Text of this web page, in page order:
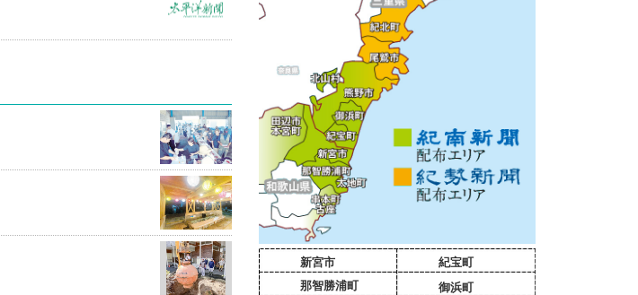
新宮市
那智勝浦町
紀宝町
御浜町